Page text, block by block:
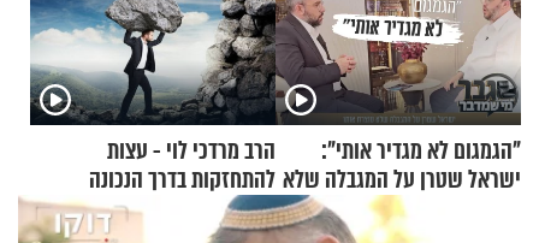
"הגמגום לא מגדיר אותי":
ישראל שטרן על המגבלה שלא
הרב מרדכי לוי - עצות
להתחזקות בדרך הנכונה